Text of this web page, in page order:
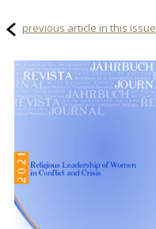
previous article in this issue